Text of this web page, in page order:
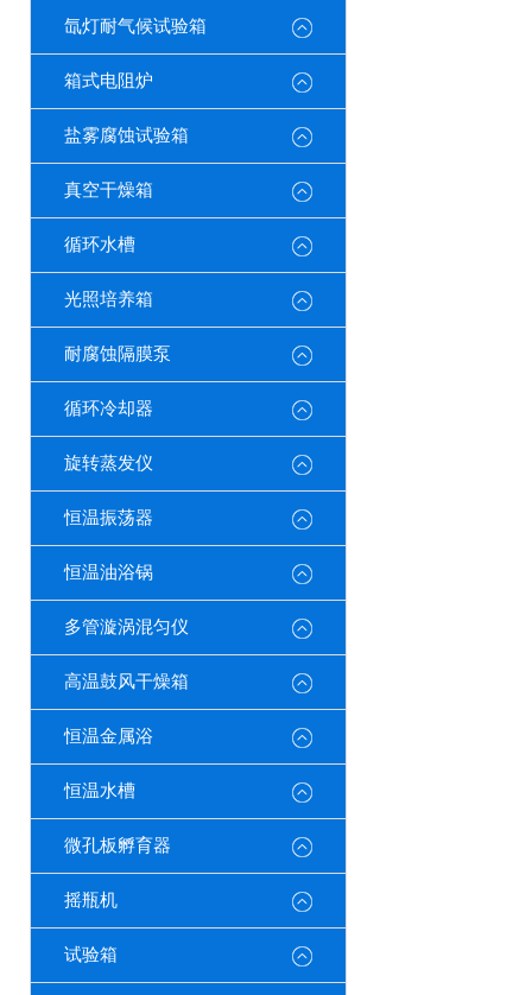
氙灯耐气候试验箱
箱式电阻炉
盐雾腐蚀试验箱
真空干燥箱
循环水槽
光照培养箱
耐腐蚀隔膜泵
循环冷却器
旋转蒸发仪
恒温振荡器
恒温油浴锅
多管漩涡混匀仪
高温鼓风干燥箱
恒温金属浴
恒温水槽
微孔板孵育器
摇瓶机
试验箱